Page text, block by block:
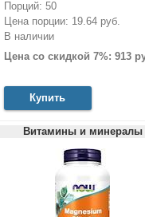
Порций: 50
Цена порции: 19.64 руб.
В наличии
Цена со скидкой 7%: 913
Купить
Витамины и минералы